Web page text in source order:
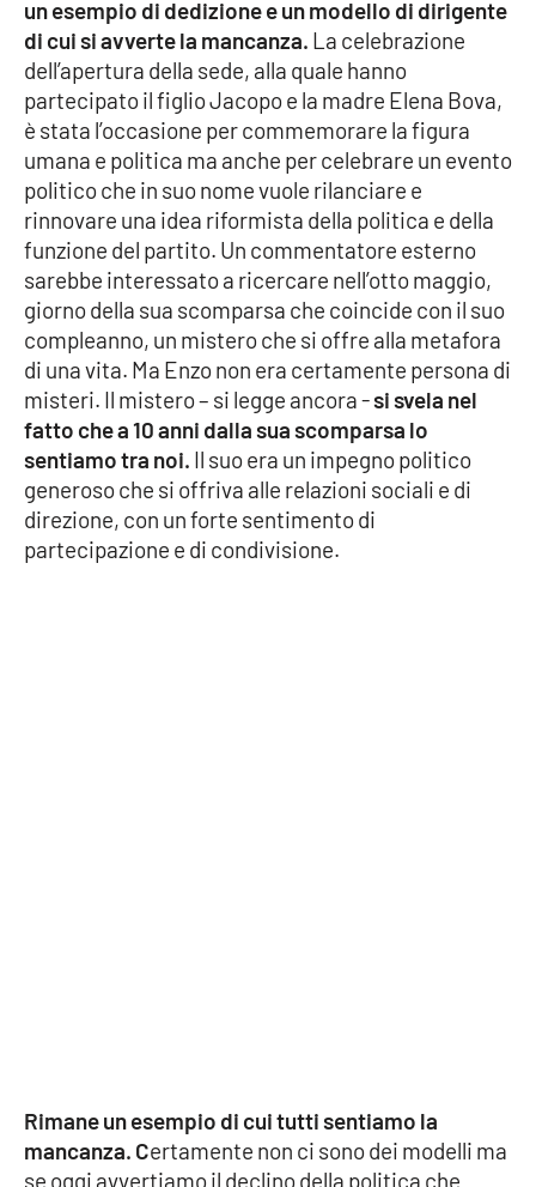
Ambiente
Cronaca
Cultura
Economia e Lavoro
Politica
Sanità
Società
Sport
RUBRICHE
LaC Network
un esempio di dedizione e un modello di dirigente
di cui si avverte la mancanza. La celebrazione
dell’apertura della sede, alla quale hanno
partecipato il figlio Jacopo e la madre Elena Bova,
è stata l’occasione per commemorare la figura
umana e politica ma anche per celebrare un evento
politico che in suo nome vuole rilanciare e
rinnovare una idea riformista della politica e della
funzione del partito. Un commentatore esterno
sarebbe interessato a ricercare nell’otto maggio,
giorno della sua scomparsa che coincide con il suo
compleanno, un mistero che si offre alla metafora
di una vita. Ma Enzo non era certamente persona di
misteri. Il mistero – si legge ancora -si svela nel
fatto che a 10 anni dalla sua scomparsa lo
sentiamo tra noi. Il suo era un impegno politico
generoso che si offriva alle relazioni sociali e di
direzione, con un forte sentimento di
partecipazione e di condivisione.
Rimane un esempio di cui tutti sentiamo la
mancanza. Certamente non ci sono dei modelli ma
se oggi avvertiamo il declino della politica che